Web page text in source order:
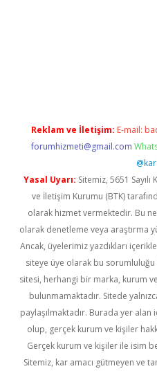
Reklam ve İletişim: E-mail:
forumhizmeti@gmail.com
Yasal Uyarı: Sitemiz, 5651
ve İletişim Kurumu (BTK)
olarak hizmet vermektedir. Bu
olarak denetleme veya araştırma
Ancak, üyelerimiz yazdıkları
siteye üye olarak bu sorumluluğu
sitesi, herhangi bir marka, kurum
bulunmamaktadır. Sitede
paylaşılmaktadır. Burada yer
olup, gerçek kurum ve kişiler
Gerçek kurum ve kişiler ile isim
Sitemiz, kar amacı gütmeyen ve